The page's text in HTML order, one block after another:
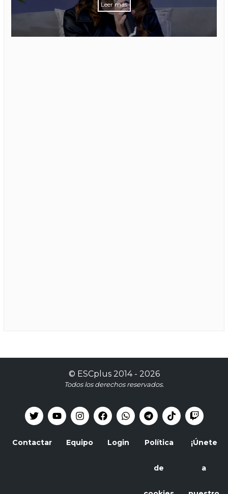
Leer más
© ESCplus2014 - 2026
Todos los derechos reservados.
Contactar Equipo Login Política
de
¡Únete
a